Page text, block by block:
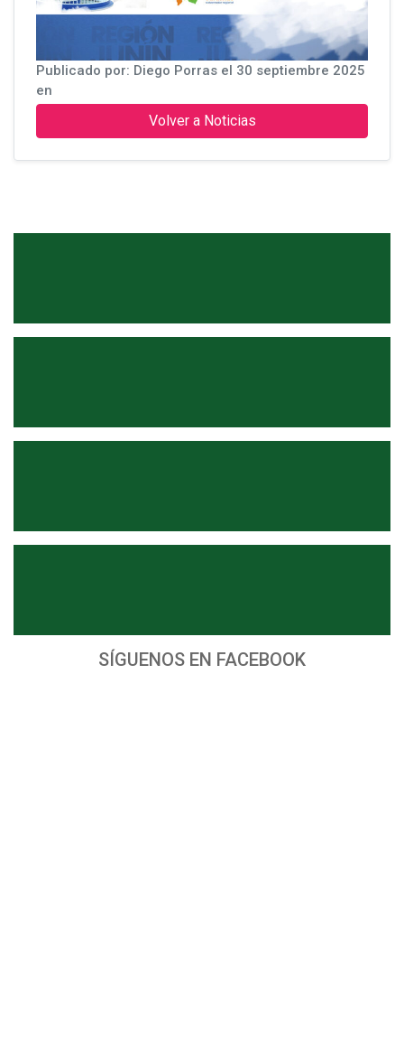
Publicado por: Diego Porras el 30 septiembre 2025
en
Volver a Noticias
SÍGUENOS EN FACEBOOK